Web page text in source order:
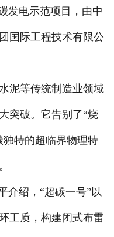
电示范项目，由中
国际工程技术有限公
等传统制造业领域
突破。它告别了“烧
特的超临界物理特
绍，“超碳一号”以
工质，构建闭式布雷